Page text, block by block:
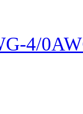
4/